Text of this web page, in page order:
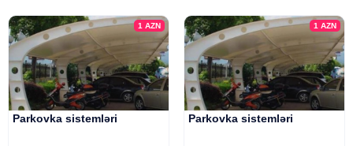
1AZN
Parkovka sistemləri
1 AZN
Parkovka sistemləri